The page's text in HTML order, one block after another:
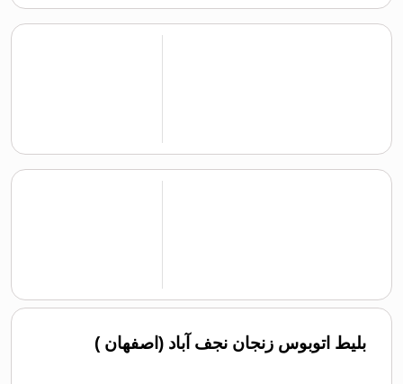
بلیط اتوبوس زنجان نجف آباد (اصفهان )